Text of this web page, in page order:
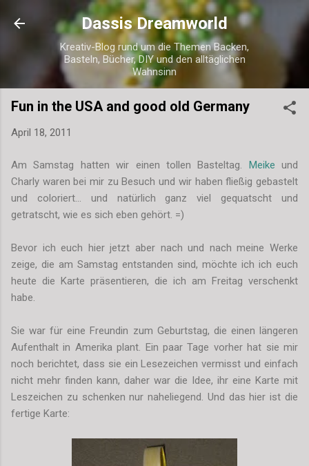
Direkt zum Hauptbereich
Dassis Dreamworld
Kreativ-Blog rund um die Themen Backen,
Basteln, Bücher, DIY und den alltäglichen
Wahnsinn
Fun in the USA and good old Germany
April 18, 2011
Am Samstag hatten wir einen tollen Basteltag. Meike und
Charly waren bei mir zu Besuch und wir haben fließig gebastelt
und coloriert... und natürlich ganz viel gequatscht und
getratscht, wie es sich eben gehört. =)
Bevor ich euch hier jetzt aber nach und nach meine Werke
zeige, die am Samstag entstanden sind, möchte ich ich euch
heute die Karte präsentieren, die ich am Freitag verschenkt
habe.
Sie war für eine Freundin zum Geburtstag, die einen längeren
Aufenthalt in Amerika plant. Ein paar Tage vorher hat sie mir
noch berichtet, dass sie ein Lesezeichen vermisst und einfach
nicht mehr finden kann, daher war die Idee, ihr eine Karte mit
Leszeichen zu schenken nur naheliegend. Und das hier ist die
fertige Karte: